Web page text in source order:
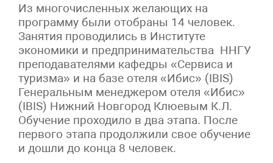
Из многочисленных желающих на
программу были отобраны 14 человек.
Занятия проводились в Институте
экономики и предпринимательства ННГУ
преподавателями кафедры «Сервиса и
туризма» и на базе отеля «Ибис» (IBIS)
Генеральным менеджером отеля «Ибис»
(IBIS) Нижний Новгород Клюевым К.Л.
Обучение проходило в два этапа. После
первого этапа продолжили свое обучение
и дошли до конца 8 человек.